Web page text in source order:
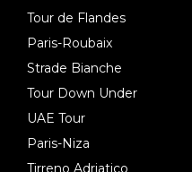
Tour de Flandes
Paris-Roubaix
Strade Bianche
Tour Down Under
UAE Tour
Paris-Niza
Tirreno Adriatico